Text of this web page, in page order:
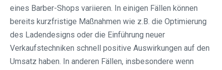
eines Barber-Shops variieren. In einigen Fällen können
bereits kurzfristige Maßnahmen wie z.B. die Optimierung
des Ladendesigns oder die Einführung neuer
Verkaufstechniken schnell positive Auswirkungen auf den
Umsatz haben. In anderen Fällen, insbesondere wenn